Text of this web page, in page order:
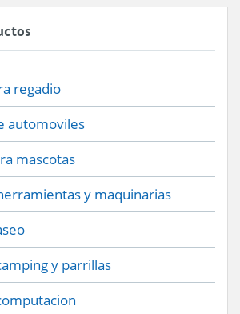
regadio
automoviles
mascotas
y maquinarias
y parrillas